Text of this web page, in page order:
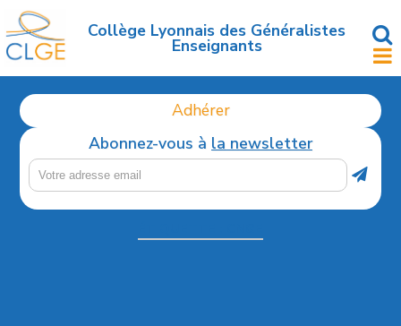
Accéder
au
contenu
Collège Lyonnais des Généralistes
Enseignants
Adhérer
Abonnez-vous à la newsletter